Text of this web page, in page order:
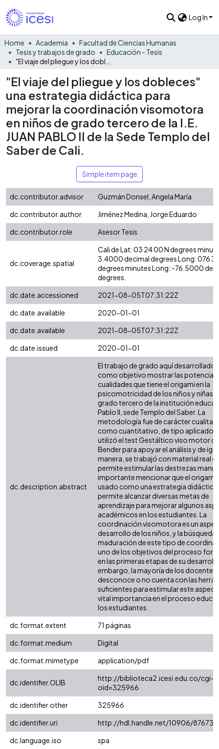
Log In
Home Academia
Facultad de Ciencias Humanas
Tesis y trabajos de grado
Educación - Tesis
"El viaje del pliegue y los dobleces"
una estrategia didáctica para
mejorar la coordinación visomotora
en niños de grado tercero de la I.E.
JUAN PABLO II de la Sede Templo del
Saber de Cali.
Simple item page
dc.contributor.advisor
Guzmán Donsel, Angela María
dc.contributor.author
Jiménez Medina, Jorge Eduardo
dc.contributor.role
Asesor Tesis
dc.coverage.spatial
Cali de Lat: 03 24 00 N degrees
3.4000 decimal degrees Long: 076
degrees minutes Long: -76.5000
degrees.
dc.date.accessioned
2021-08-05T07:31:22Z
dc.date.available
2020-01-01
dc.date.available
2021-08-05T07:31:22Z
dc.date.issued
2020-01-01
dc.description.abstract
El trabajo de grado aquí desarrollado
como objetivo mostrar las
cualidades que tiene el origami en la
psicomotricidad de los niños y niñas
grado tercero de la institución
Pablo II, sede Templo del Saber. La
metodología fue de carácter
como cuantitativo, de tipo aplicado.
utilizó el test Gestáltico viso motor de
Bender para apoyar el análisis y de
manera, se trabajó con material real
permite estimular las destrezas
importante mencionar que el origami
usado como una estrategia
permite alcanzar diversas metas de
aprendizaje para mejorar algunos
académicos en los estudiantes. La
coordinación visomotora es un
desarrollo de los niños, y la búsqueda
maduración de este tipo de
uno de los objetivos del proceso
en las primeras etapas de su
embargo, la mayoría de los docentes
desconoce o no cuenta con las
suficientes para estimular este
vital importancia en el proceso
los estudiantes.
dc.format.extent
71 páginas
dc.format.medium
Digital
dc.format.mimetype
application/pdf
dc.identifier.OLIB
http://biblioteca2.icesi.edu.co/cgi-
oid=325966
dc.identifier.other
325966
dc.identifier.uri
http://hdl.handle.net/10906/87673
dc.language.iso
spa